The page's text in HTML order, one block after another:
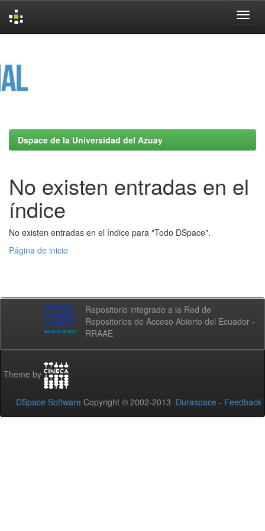
Dspace de la Universidad del Azuay
No existen entradas en el
índice
No existen entradas en el índice para "Todo DSpace".
Página de inicio
Repositorio integrado a la Red de
Repositorios de Acceso Abierto del Ecuador -
RRAAE
Theme by
DSpace Software Copyright © 2002-2013 Duraspace - Feedback